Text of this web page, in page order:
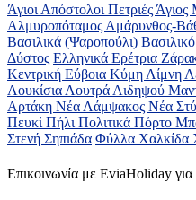
Άγιοι Απόστολοι Πετριές Άγιος
Αλμυροπόταμος Αμάρυνθος-
Βασιλικά (Ψαροπούλι) Βασιλικό
Δύστος Ελληνικά Ερέτρια
Κεντρική Εύβοια Κύμη Λίμνη
Λουκίσια Λουτρά Αιδηψού
Αρτάκη Νέα Λάμψακος Νέα
Πευκί Πήλι Πολιτικά Πόρτο
Στενή Σηπιάδα Φύλλα Χαλκίδα
Επικοινωνία με ΕviaHoliday